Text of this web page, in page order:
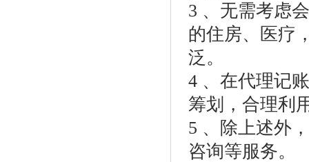
3 、无需考虑
的住房、医疗
泛。
4 、在代理记
筹划，合理利
5 、除上述外
咨询等服务。